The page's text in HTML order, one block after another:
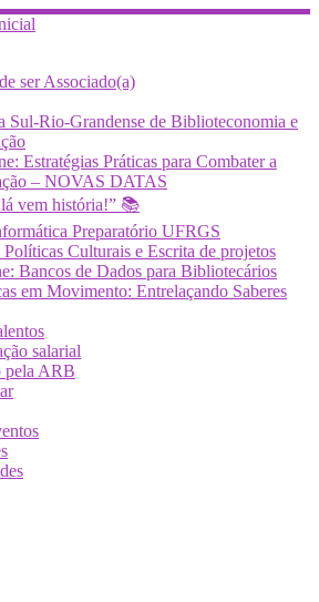
ser Associado(a)
Sul-Rio-Grandense de Biblioteconomia e
Estratégias Práticas para Combater a
– NOVAS DATAS
lá vem história!” 📚
Preparatório UFRGS
Culturais e Escrita de projetos
Bancos de Dados para Bibliotecários
em Movimento: Entrelaçando Saberes
salarial
pela ARB